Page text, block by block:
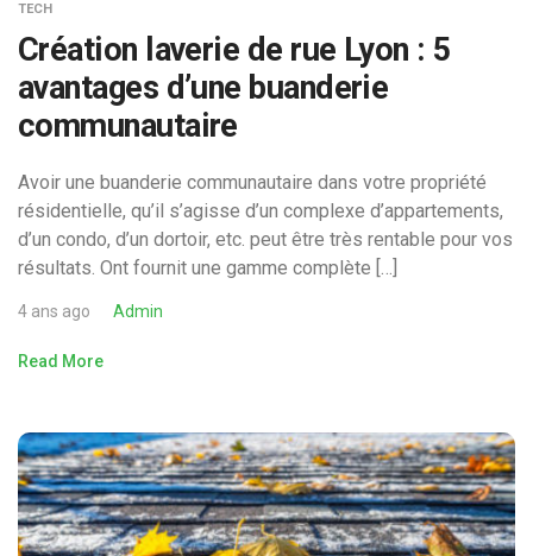
TECH
Création laverie de rue Lyon : 5
avantages d’une buanderie
communautaire
Avoir une buanderie communautaire dans votre propriété
résidentielle, qu’il s’agisse d’un complexe d’appartements,
d’un condo, d’un dortoir, etc. peut être très rentable pour vos
résultats. Ont fournit une gamme complète […]
4 ans ago Admin
Read More